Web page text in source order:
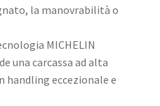
la manovrabilità o
MICHELIN
una carcassa ad alta
handling eccezionale e